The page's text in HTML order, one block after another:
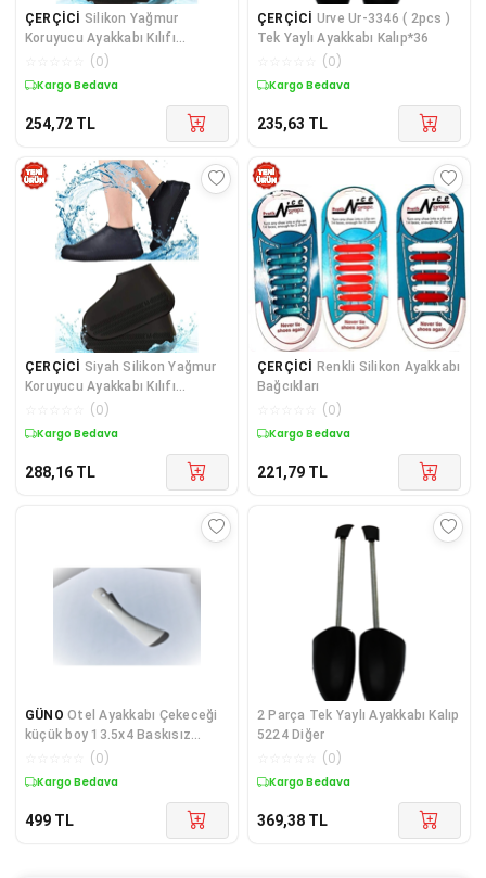
ÇERÇİCİ Silikon Yağmur
Koruyucu Ayakkabı Kılıfı
Kaymaz Su Kir Geçirmez Small
(0)
Kargo Bedava
254,72 TL
ÇERÇİCİ Urve Ur-3346 ( 2pcs )
Tek Yaylı Ayakkabı Kalıp*36
(0)
Kargo Bedava
235,63 TL
ÇERÇİCİ Siyah Silikon Yağmur
Koruyucu Ayakkabı Kılıfı
Kaymaz Su Kir Geçirmez Large
(0)
Kargo Bedava
288,16 TL
ÇERÇİCİ Renkli Silikon Ayakkabı
Bağcıkları
(0)
Kargo Bedava
221,79 TL
GÜNO Otel Ayakkabı Çekeceği
küçük boy 13.5x4 Baskısız
pakette 100 adet
(0)
Kargo Bedava
499 TL
2 Parça Tek Yaylı Ayakkabı Kalıp
5224 Diğer
(0)
Kargo Bedava
369,38 TL